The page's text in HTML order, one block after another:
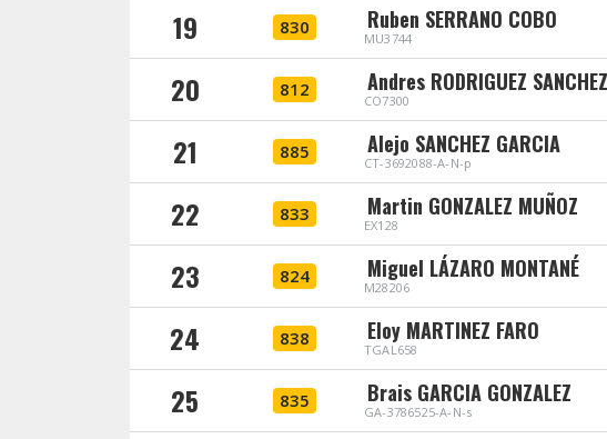
19 830 Ruben SERRANO COBO
MU3744
20 812 Andres RODRIGUEZ SANCHEZ
CO7300
21 885 Alejo SANCHEZ GARCIA
CT-3692088-A-N-p
22 833 Martin GONZALEZ MUÑOZ
EX128
23 824 Miguel LÁZARO MONTANÉ
M28206
24 838 Eloy MARTINEZ FARO
TGAL658
25 835 Brais GARCIA GONZALEZ
GA-3786525-A-N-s